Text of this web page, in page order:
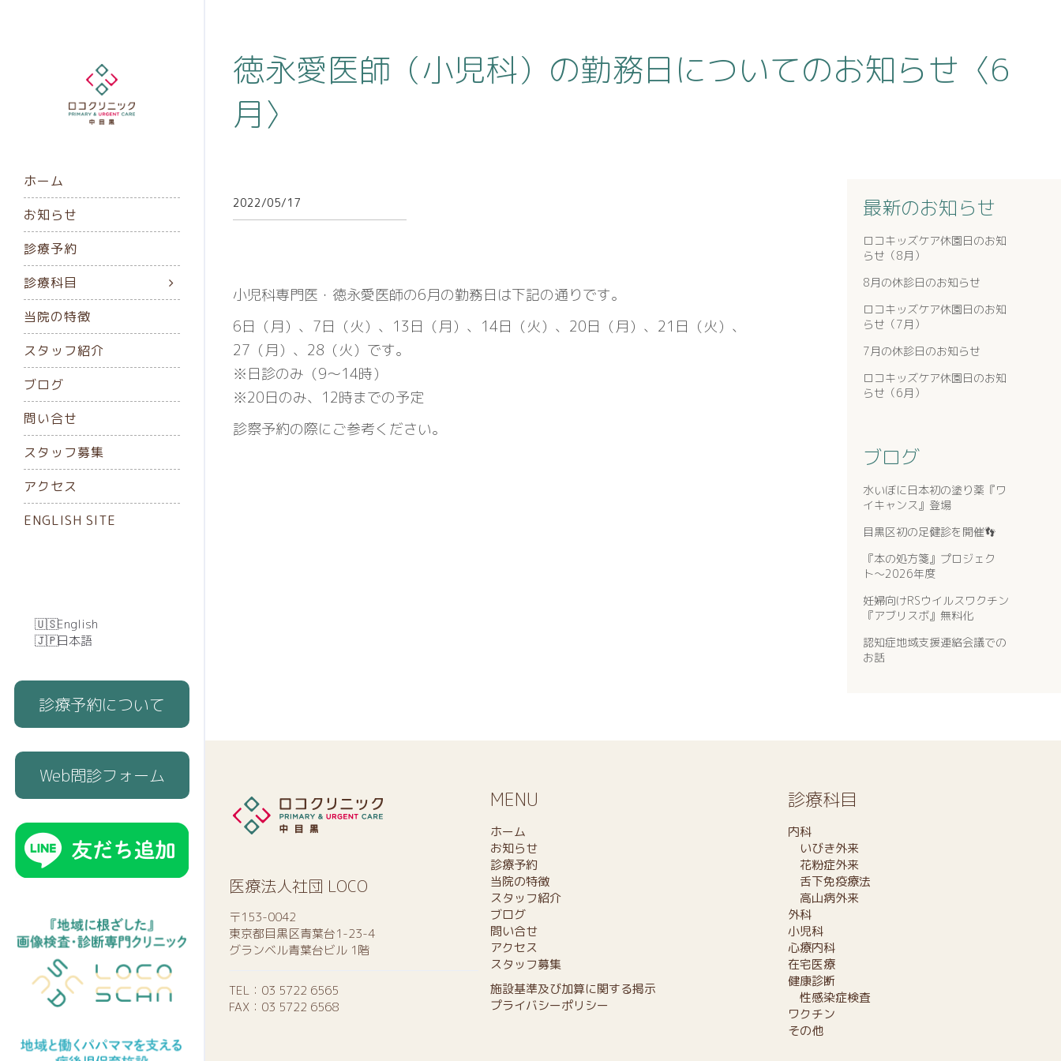
ホーム
お知らせ
診療予約
診療科目
当院の特徴
スタッフ紹介
ブログ
問い合せ
スタッフ募集
アクセス
ENGLISH SITE
English
日本語
診療予約について
Web問診フォーム
徳永愛医師（小児科）の勤務日についてのお知らせ〈6
月〉
2022/05/17
小児科専門医・徳永愛医師の6月の勤務日は下記の通りです。
6日（月）、7日（火）、13日（月）、14日（火）、20日（月）、21日（火）、
27（月）、28（火）です。
※日診のみ（9～14時）
※20日のみ、12時までの予定
診察予約の際にご参考ください。
最新のお知らせ
ロコキッズケア休園日のお知
らせ（8月）
8月の休診日のお知らせ
ロコキッズケア休園日のお知
らせ（7月）
7月の休診日のお知らせ
ロコキッズケア休園日のお知
らせ（6月）
ブログ
水いぼに日本初の塗り薬『ワ
イキャンス』登場
目黒区初の足健診を開催👣
『本の処方箋』プロジェク
ト〜2026年度
妊婦向けRSウイルスワクチン
『アブリスボ』無料化
認知症地域支援連絡会議での
お話
医療法人社団 LOCO
〒153-0042
東京都目黒区青葉台1-23-4
グランベル青葉台ビル 1階
TEL： 03 5722 6565
FAX：03 5722 6568
MENU
ホーム
お知らせ
診療予約
当院の特徴
スタッフ紹介
ブログ
問い合せ
アクセス
スタッフ募集
施設基準及び加算に関する掲示
プライバシーポリシー
診療科目
内科
いびき外来
花粉症外来
舌下免疫療法
高山病外来
外科
小児科
心療内科
在宅医療
健康診断
性感染症検査
ワクチン
その他